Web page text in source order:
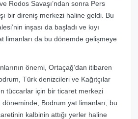
Rodos Savaşı’ndan sonra Pers
bir direniş merkezi haline geldi. Bu
inşası da başladı ve kıyı
limanları da bu dönemde gelişmeye
önemi, Ortaçağ’dan itibaren
Türk denizcileri ve Kağıtçılar
tüccarlar için bir ticaret merkezi
döneminde, Bodrum yat limanları, bu
kalbinin attığı yerler haline